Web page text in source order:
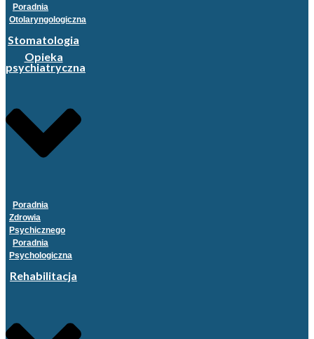
Poradnia
Otolaryngologiczna
Stomatologia
Opieka
psychiatryczna
Poradnia
Zdrowia
Psychicznego
Poradnia
Psychologiczna
Rehabilitacja